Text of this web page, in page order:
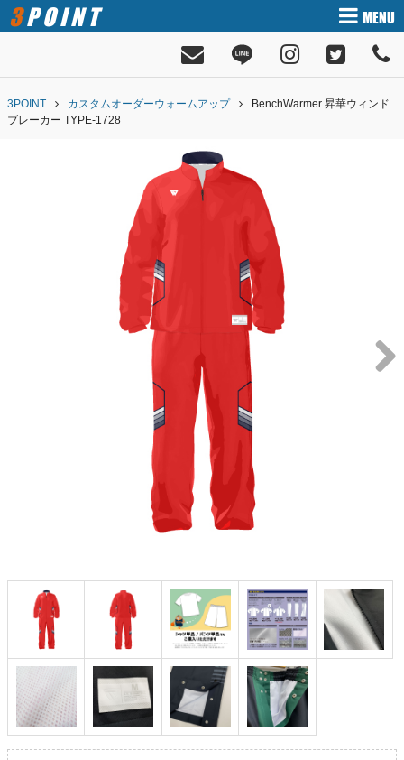
3POINT MENU
3POINT カスタムオーダーウォームアップ
BenchWarmer 昇華ウィンド
ブレーカー TYPE-1728